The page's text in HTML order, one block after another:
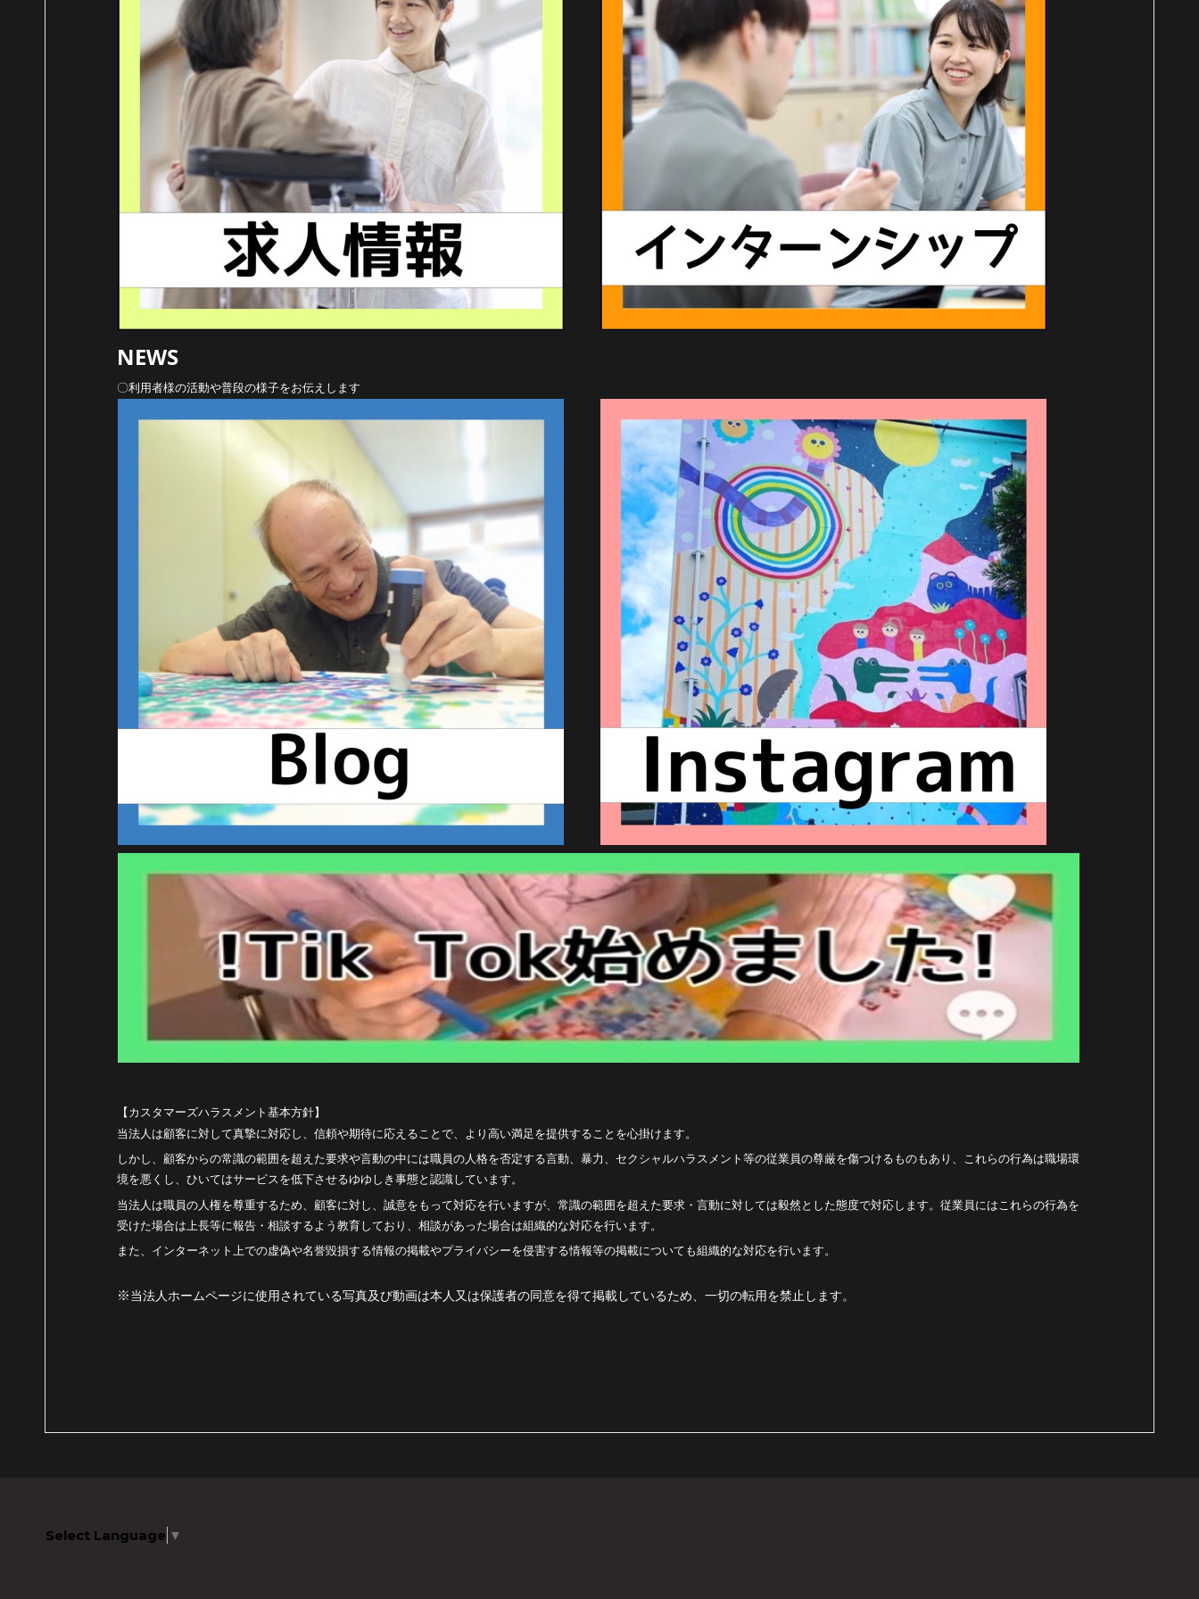
pasupi・98
NEWS
〇利用者様の活動や普段の様子をお伝えします
【カスタマーズハラスメント基本方針】
当法人は顧客に対して真摯に対応し、信頼や期待に応えることで、より高い満足を提供することを心掛けます。
しかし、顧客からの常識の範囲を超えた要求や言動の中には職員の人格を否定する言動、暴力、セクシャルハラスメント等の従業員の尊厳を傷つけるものもあり、これらの行為は職場環
境を悪くし、ひいてはサービスを低下させるゆゆしき事態と認識しています。
当法人は職員の人権を尊重するため、顧客に対し、誠意をもって対応を行いますが、常識の範囲を超えた要求・言動に対しては毅然とした態度で対応します。従業員にはこれらの行為を
受けた場合は上長等に報告・相談するよう教育しており、相談があった場合は組織的な対応を行います。
また、インターネット上での虚偽や名誉毀損する情報の掲載やプライバシーを侵害する情報等の掲載についても組織的な対応を行います。
※当法人ホームページに使用されている写真及び動画は本人又は保護者の同意を得て掲載しているため、一切の転用を禁止します。
Select Language ▼